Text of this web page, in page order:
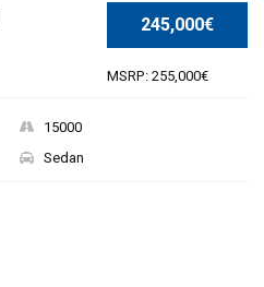
245,000€
MSRP: 255,000€
15000
Sedan